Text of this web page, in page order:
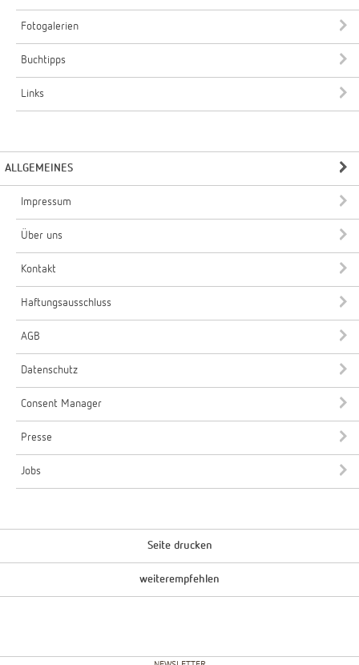
Fotogalerien
Buchtipps
Links
ALLGEMEINES
Impressum
Über uns
Kontakt
Haftungsausschluss
AGB
Datenschutz
Consent Manager
Presse
Jobs
Seite drucken
weiterempfehlen